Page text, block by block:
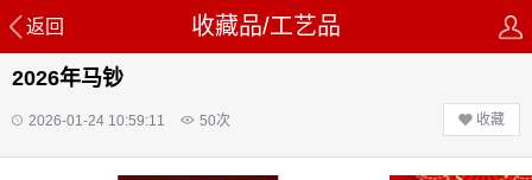
返回 收藏品/工艺品
2026年马钞
2026-01-24 10:59:11 50次 收藏